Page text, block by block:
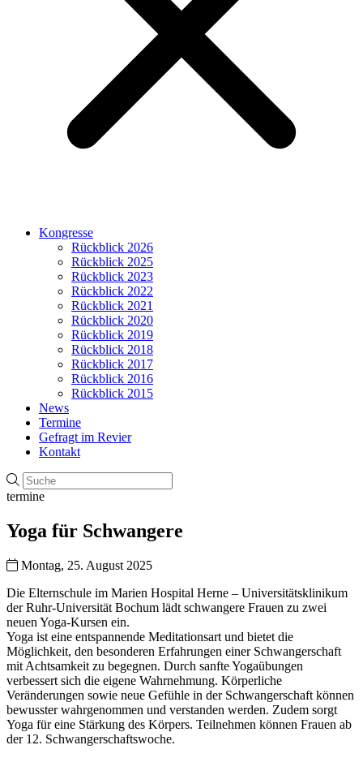
Kongresse
Rückblick 2026
Rückblick 2025
Rückblick 2023
Rückblick 2022
Rückblick 2021
Rückblick 2020
Rückblick 2019
Rückblick 2018
Rückblick 2017
Rückblick 2016
Rückblick 2015
News
Termine
Gefragt im Revier
Kontakt
termine
Yoga für Schwangere
Montag, 25. August 2025
Die Elternschule im Marien Hospital Herne – Universitätsklinikum
der Ruhr-Universität Bochum lädt schwangere Frauen zu zwei
neuen Yoga-Kursen ein.
Yoga ist eine entspannende Meditationsart und bietet die
Möglichkeit, den besonderen Erfahrungen einer Schwangerschaft
mit Achtsamkeit zu begegnen. Durch sanfte Yogaübungen
verbessert sich die eigene Wahrnehmung. Körperliche
Veränderungen sowie neue Gefühle in der Schwangerschaft können
bewusster wahrgenommen und verstanden werden. Zudem sorgt
Yoga für eine Stärkung des Körpers. Teilnehmen können Frauen ab
der 12. Schwangerschaftswoche.